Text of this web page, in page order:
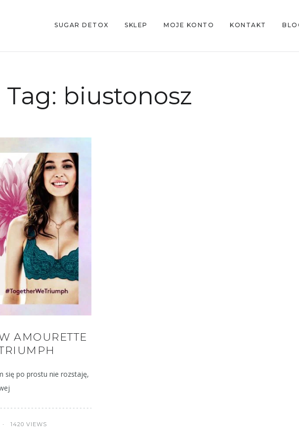
SUGAR DETOX SKLEP MOJE KONTO KONTAKT
Tag: biustonosz
AMOURETTE
się po prostu nie rozstaję,
1420 VIEWS